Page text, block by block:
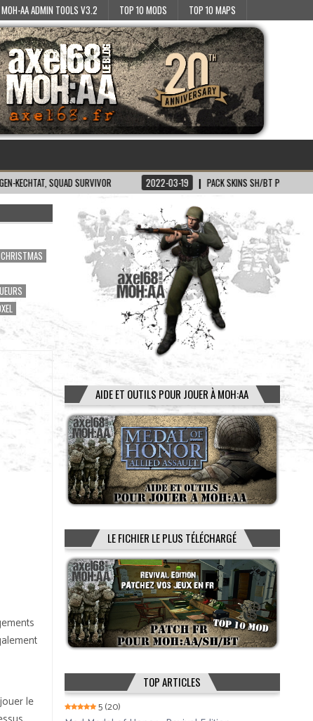
MOH-AA ADMIN TOOLS V3.2 TOP 10 MODS TOP 10 MAPS
SURVIVOR 2022-03-19 PACK SKINS SH/BT POUR MOH:AA
CHRISTMAS
le
AIDE ET OUTILS POUR JOUER À MOH:AA
LE FICHIER LE PLUS TÉLÉCHARGÉ
TOP ARTICLES
5(20)